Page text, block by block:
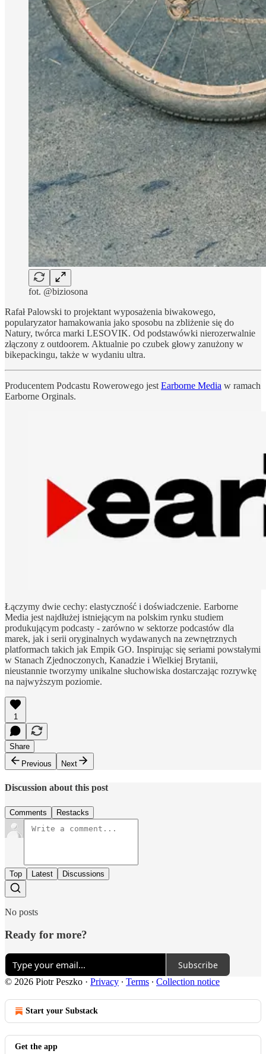
fot. @biziosona
Rafał Palowski to projektant wyposażenia biwakowego,
popularyzator hamakowania jako sposobu na zbliżenie się do
Natury, twórca marki LESOVIK. Od podstawówki nierozerwalnie
złączony z outdoorem. Aktualnie po czubek głowy zanużony w
bikepackingu, także w wydaniu ultra.
Producentem Podcastu Rowerowego jest Earborne Media w ramach
Earborne Orginals.
Łączymy dwie cechy: elastyczność i doświadczenie. Earborne
Media jest najdłużej istniejącym na polskim rynku studiem
produkującym podcasty - zarówno w sektorze podcastów dla
marek, jak i serii oryginalnych wydawanych na zewnętrznych
platformach takich jak Empik GO. Inspirując się seriami powstałymi
w Stanach Zjednoczonych, Kanadzie i Wielkiej Brytanii,
nieustannie tworzymy unikalne słuchowiska dostarczając rozrywkę
na najwyższym poziomie.
1
Share
Previous
Next
Discussion about this post
Comments Restacks
Top Latest Discussions
No posts
Ready for more?
Subscribe
© 2026 Piotr Peszko · Privacy ∙ Terms ∙ Collection notice
Start your Substack
Get the app